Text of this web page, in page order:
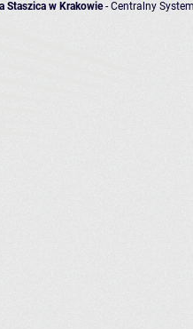
Staszica w Krakowie- Centralny